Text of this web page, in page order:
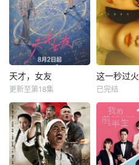
天才，女友
更新至第18集
这一秒过火
已完结